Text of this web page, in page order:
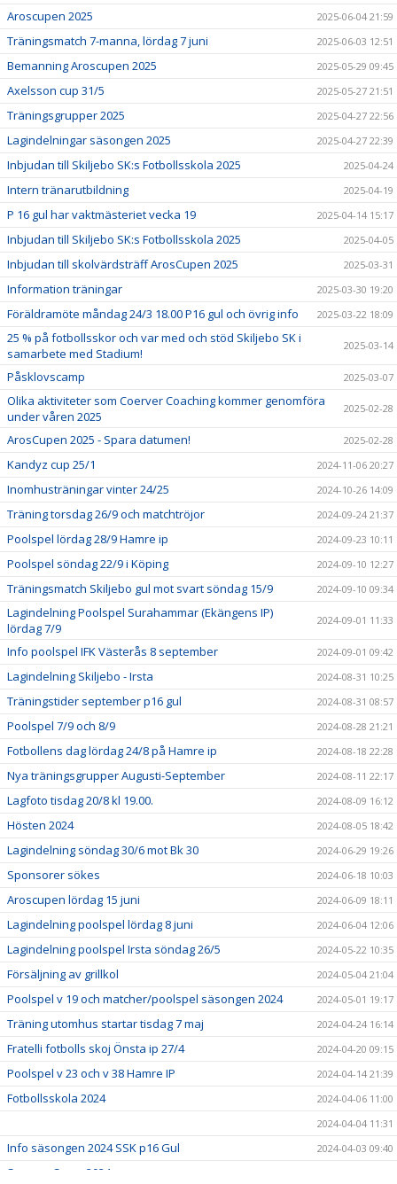
Aroscupen 2025 2025-06-04 21:59
Träningsmatch 7-manna, lördag 7 juni 2025-06-03 12:51
Bemanning Aroscupen 2025 2025-05-29 09:45
Axelsson cup 31/5 2025-05-27 21:51
Träningsgrupper 2025 2025-04-27 22:56
Lagindelningar säsongen 2025 2025-04-27 22:39
Inbjudan till Skiljebo SK:s Fotbollsskola 2025 2025-04-24
Intern tränarutbildning 2025-04-19
P 16 gul har vaktmästeriet vecka 19 2025-04-14 15:17
Inbjudan till Skiljebo SK:s Fotbollsskola 2025 2025-04-05
Inbjudan till skolvärdsträff ArosCupen 2025 2025-03-31
Information träningar 2025-03-30 19:20
Föräldramöte måndag 24/3 18.00 P16 gul och övrig info 2025-03-22 18:09
25 % på fotbollsskor och var med och stöd Skiljebo SK i
samarbete med Stadium!
2025-03-14
Påsklovscamp 2025-03-07
Olika aktiviteter som Coerver Coaching kommer genomföra
under våren 2025
2025-02-28
ArosCupen 2025 - Spara datumen! 2025-02-28
Kandyz cup 25/1 2024-11-06 20:27
Inomhusträningar vinter 24/25 2024-10-26 14:09
Träning torsdag 26/9 och matchtröjor 2024-09-24 21:37
Poolspel lördag 28/9 Hamre ip 2024-09-23 10:11
Poolspel söndag 22/9 i Köping 2024-09-10 12:27
Träningsmatch Skiljebo gul mot svart söndag 15/9 2024-09-10 09:34
Lagindelning Poolspel Surahammar (Ekängens IP)
lördag 7/9
2024-09-01 11:33
Info poolspel IFK Västerås 8 september 2024-09-01 09:42
Lagindelning Skiljebo - Irsta 2024-08-31 10:25
Träningstider september p16 gul 2024-08-31 08:57
Poolspel 7/9 och 8/9 2024-08-28 21:21
Fotbollens dag lördag 24/8 på Hamre ip 2024-08-18 22:28
Nya träningsgrupper Augusti-September 2024-08-11 22:17
Lagfoto tisdag 20/8 kl 19.00. 2024-08-09 16:12
Hösten 2024 2024-08-05 18:42
Lagindelning söndag 30/6 mot Bk 30 2024-06-29 19:26
Sponsorer sökes 2024-06-18 10:03
Aroscupen lördag 15 juni 2024-06-09 18:11
Lagindelning poolspel lördag 8 juni 2024-06-04 12:06
Lagindelning poolspel Irsta söndag 26/5 2024-05-22 10:35
Försäljning av grillkol 2024-05-04 21:04
Poolspel v 19 och matcher/poolspel säsongen 2024 2024-05-01 19:17
Träning utomhus startar tisdag 7 maj 2024-04-24 16:14
Fratelli fotbolls skoj Önsta ip 27/4 2024-04-20 09:15
Poolspel v 23 och v 38 Hamre IP 2024-04-14 21:39
Fotbollsskola 2024
2024-04-06 11:00
2024-04-04 11:31
Info säsongen 2024 SSK p16 Gul 2024-04-03 09:40
SummerCamp 2024